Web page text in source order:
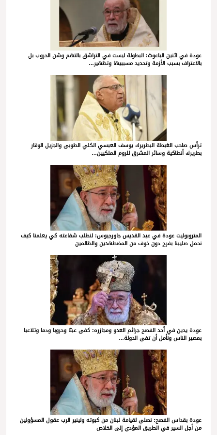
عودة في اثنين الباعوث: البطولة ليست في التراشق بالتهم وشن الحروب بل
بالاعتراف بسبب الأزمة وتحديد مسببيها وتظهير…
ترأس صاحب الغبطة البطريرك يوسف العبسي الكلي الطوبى والجزيل الوقار
بطريرك أنطاكية وسائر المشرق للروم الملكيين…
المتروبوليت عودة في عيد القديس جاورجيوس: لنطلب شفاعته كي يعلمنا كيف
نحمل صليبنا بفرح دون خوف من المضطهدين والظالمين
عودة يدين في أحد الفصح جرائم العدو ومجازره: كفى عبثا وحروبا ودما وتلاعبا
بمصير الناس ونأمل أن تفي الدولة…
عودة بقداس الفصح: نصلي لقيامة لبنان من كبوته ولينير الرب عقول المسؤولين
من أجل السير في الطريق المؤدي إلى الخلاص